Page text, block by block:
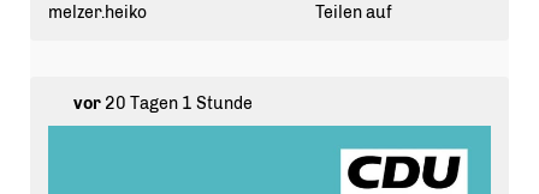
melzer.heiko Teilen auf
vor20 Tagen 1 Stunde